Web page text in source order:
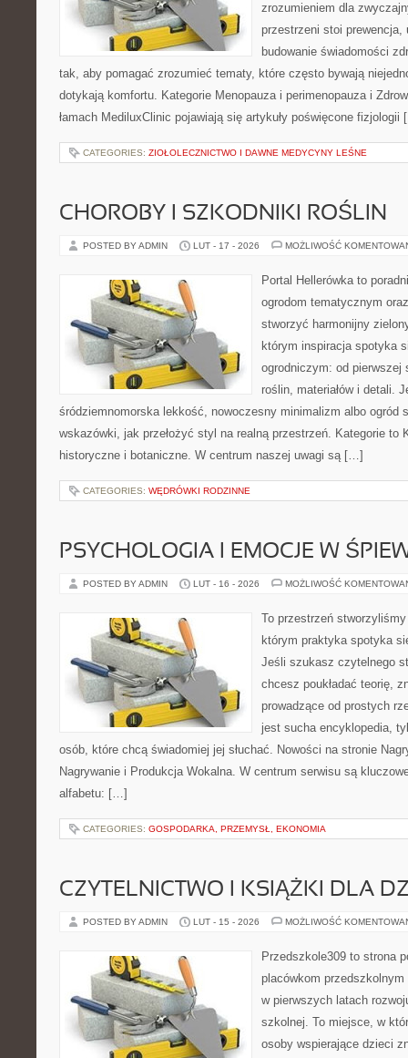
zrozumieniem dla
przestrzeni stoi prewencja,
budowanie świadomości
tak, aby pomagać zrozumieć tematy, które często bywają
dotykają komfortu. Kategorie Menopauza i perimenopauza i
łamach MediluxClinic pojawiają się artykuły poświęcone
CATEGORIES: ZIOŁOLECZNICTWO I DAWNE MEDYCYNY LEŚNE
CHOROBY I SZKODNIKI ROŚLIN
POSTED BY ADMIN LUT - 17 - 2026 MOŻLIWOŚĆ
Portal Hellerówka to
ogrodom tematycznym
stworzyć harmonijny
którym inspiracja spotyka
ogrodniczym: od pierwszej
roślin, materiałów i detali.
śródziemnomorska lekkość, nowoczesny minimalizm albo ogród
wskazówki, jak przełożyć styl na realną przestrzeń. Kategorie to
historyczne i botaniczne. W centrum naszej uwagi są […]
CATEGORIES: WĘDRÓWKI RODZINNE
PSYCHOLOGIA I EMOCJE W
POSTED BY ADMIN LUT - 16 - 2026 MOŻLIWOŚĆ
To przestrzeń
którym praktyka spotyka
Jeśli szukasz czytelnego
chcesz poukładać teorię,
prowadzące od prostych
jest sucha encyklopedia,
osób, które chcą świadomiej jej słuchać. Nowości na stronie
Nagrywanie i Produkcja Wokalna. W centrum serwisu są
alfabetu: […]
CATEGORIES: GOSPODARKA, PRZEMYSŁ, EKONOMIA
CZYTELNICTWO I KSIĄŻKI DLA
POSTED BY ADMIN LUT - 15 - 2026 MOŻLIWOŚĆ
Przedszkole309 to strona
placówkom
w pierwszych latach
szkolnej. To miejsce, w
osoby wspierające dzieci